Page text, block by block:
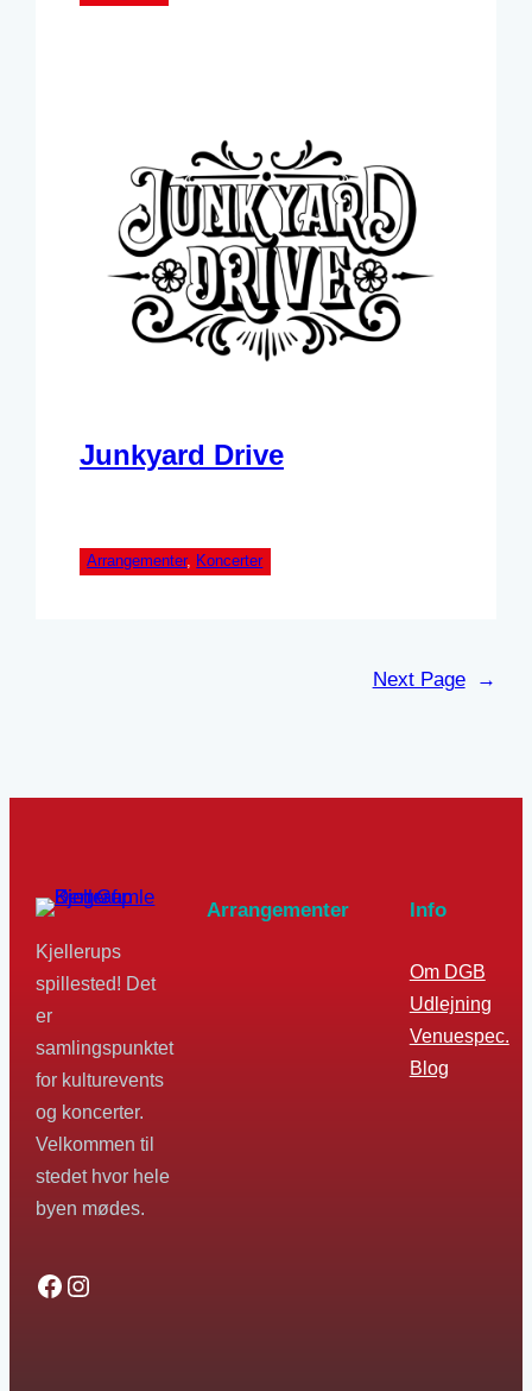
Junkyard Drive
Arrangementer, Koncerter
Next Page →
Kjellerups
spillested! Det
er
samlingspunktet
for kulturevents
og koncerter.
Velkommen til
stedet hvor hele
byen mødes.
Facebook
Instagram
Arrangementer Info
Om DGB
Udlejning
Venuespec.
Blog